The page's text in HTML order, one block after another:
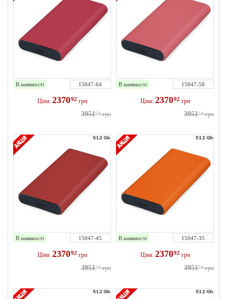
В наявності 15047-64
Ціна: 237092 грн
395154 грн
В наявності 15047-58
Ціна: 237092 грн
395154 грн
В наявності 15047-45
Ціна: 237092 грн
395154 грн
В наявності 15047-35
Ціна: 237092 грн
395154 грн